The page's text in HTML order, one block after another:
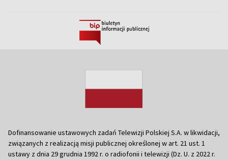
Dofinansowanie ustawowych zadań Telewizji Polskiej S.A. w likwidacji,
związanych z realizacją misji publicznej określonej w art. 21 ust. 1
ustawy z dnia 29 grudnia 1992 r. o radiofonii i telewizji (Dz. U. z 2022 r.